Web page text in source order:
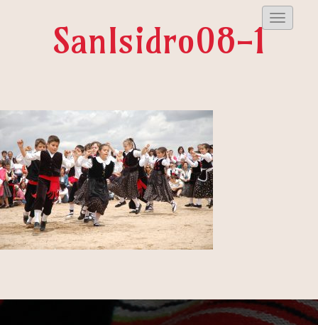
Menu
SanIsidro08-1